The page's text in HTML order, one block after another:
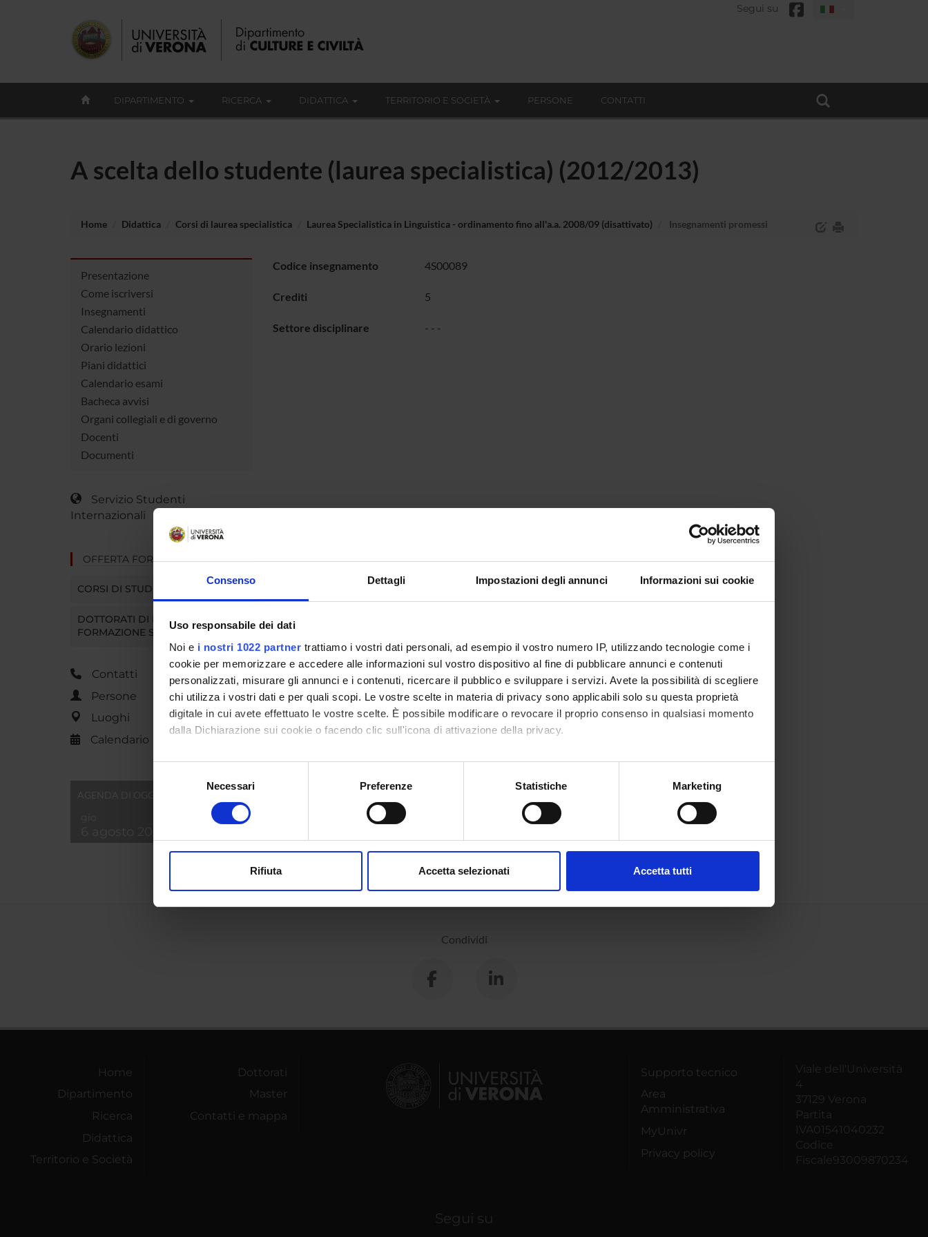
Consenso Dettagli Impostazioni degli annunci Informazioni sui cookie
Uso responsabile dei dati
Noi e i nostri 1022 partner trattiamo i vostri dati personali, ad esempio il vostro numero IP, utilizzando tecnologie come i
cookie per memorizzare e accedere alle informazioni sul vostro dispositivo al fine di pubblicare annunci e contenuti
personalizzati, misurare gli annunci e i contenuti, ricercare il pubblico e sviluppare i servizi. Avete la possibilità di scegliere
chi utilizza i vostri dati e per quali scopi. Le vostre scelte in materia di privacy sono applicabili solo su questa proprietà
digitale in cui avete effettuato le vostre scelte. È possibile modificare o revocare il proprio consenso in qualsiasi momento
dalla Dichiarazione sui cookie o facendo clic sull'icona di attivazione della privacy.
Con il tuo consenso, vorremmo anche:
raccogliere informazioni sulla tua posizione geografica, con un'approssimazione di qualche metro,
digitali).
modificare o ritirare il tuo consenso in qualsiasi momento dalla Dichiarazione sui cookie.
Necessari Preferenze Statistiche Marketing
Rifiuta Accetta selezionati Accetta tutti
Segui su
DIPARTIMENTO RICERCA DIDATTICA TERRITORIO E SOCIETÀ PERSONE CONTATTI
A scelta dello studente (laurea specialistica) (2012/2013)
Home Didattica Corsi di laurea specialistica Laurea Specialistica in Linguistica - ordinamento fino all'a.a. 2008/09 (disattivato) Insegnamenti promessi
Presentazione
Come iscriversi
Insegnamenti
Calendario didattico
Orario lezioni
Piani didattici
Calendario esami
Bacheca avvisi
Organi collegiali e di governo
Docenti
Documenti
Servizio Studenti
Internazionali
OFFERTA FORMATIVA
CORSI DI STUDIO
DOTTORATI DI RICERCA E
FORMAZIONE SUPERIORE
Contatti
Persone
Luoghi
Calendario
Codice insegnamento 4S00089
Crediti 5
Settore disciplinare - - -
Condividi
Home
Dipartimento
Ricerca
Didattica
Territorio e Società
Dottorati
Master
Contatti e mappa
Supporto tecnico
Area
Amministrativa
MyUnivr
Privacy policy
Viale dell'Università
4
37129 Verona
Partita
IVA01541040232
Codice
Fiscale93009870234
Segui su